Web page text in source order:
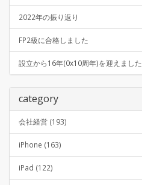
2022年の振り返り
FP2級に合格しました
設立から16年(0x10周年)を迎えました
category
会社経営 (193)
iPhone (163)
iPad (122)